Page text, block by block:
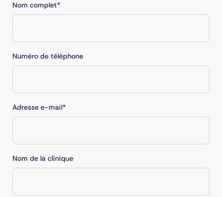
Right
section
Nom complet*
Numéro de téléphone
Adresse e-mail*
Nom de la clinique